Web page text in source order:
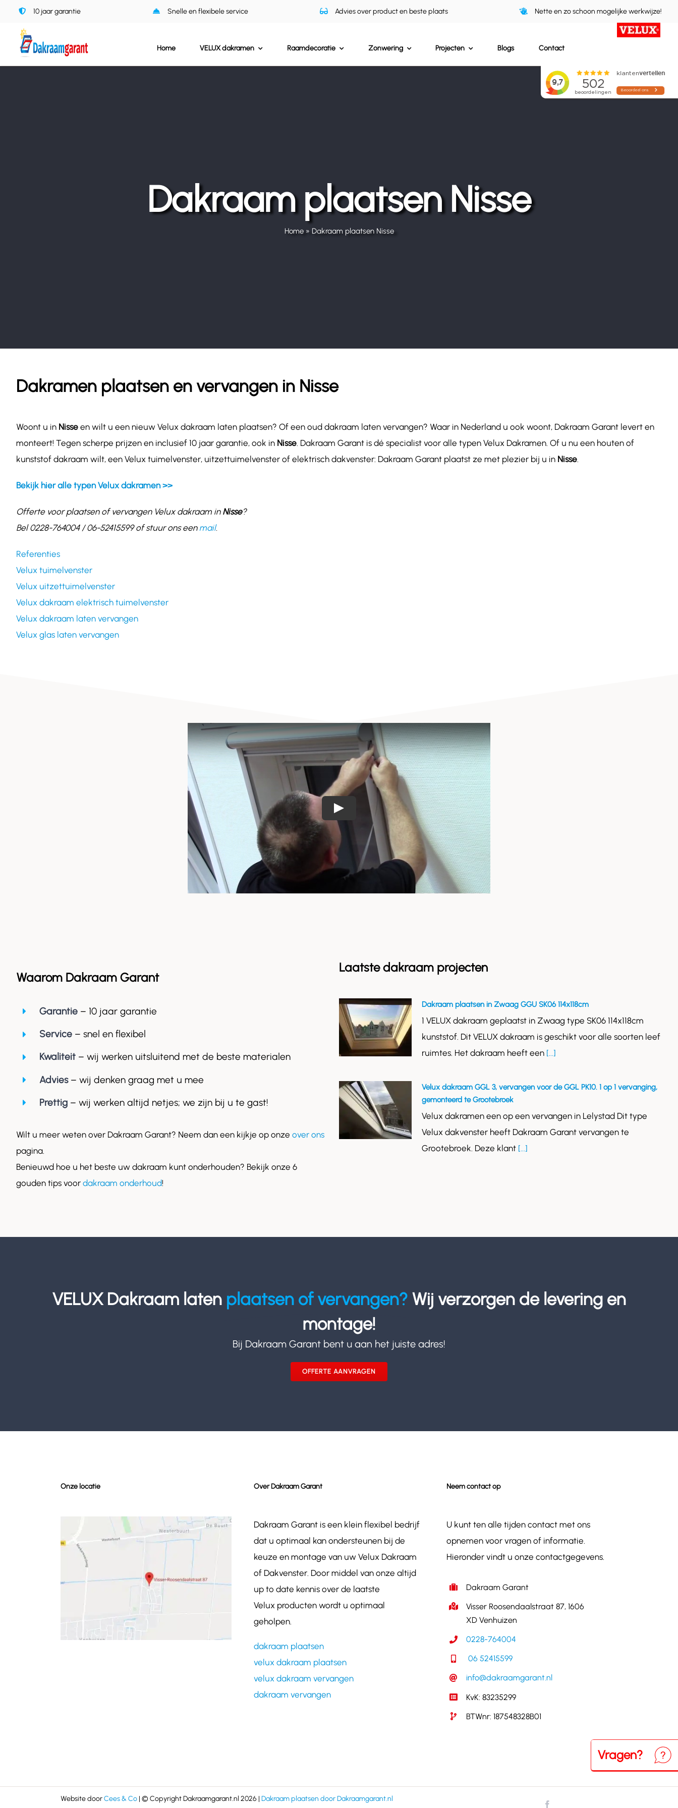
inhoud
10 jaar garantie Snelle en flexibele service Advies over product en beste plaats Nette en zo schoon mogelijke werkwijze!
Home VELUX dakramen Raamdecoratie Zonwering Projecten Blogs Contact
Dakraam plaatsen Nisse
Home» Dakraam plaatsen Nisse
Dakramen plaatsen en vervangen in Nisse
Woont u in Nisseen wilt u een nieuw Velux dakraam laten plaatsen? Of een oud dakraam laten vervangen? Waar in Nederland u ook woont, Dakraam Garant levert en
monteert! Tegen scherpe prijzen en inclusief 10 jaar garantie, ook in Nisse. Dakraam Garant is dé specialist voor alle typen Velux Dakramen. Of u nu een houten of
kunststof dakraam wilt, een Velux tuimelvenster, uitzettuimelvenster of elektrisch dakvenster: Dakraam Garant plaatst ze met plezier bij u in Nisse.
Bekijk hier alle typen Velux dakramen >>
Offerte voor plaatsen of vervangen Velux dakraam in Nisse?
Bel 0228-764004 / 06-52415599 of stuur ons een mail.
Referenties
Velux tuimelvenster
Velux uitzettuimelvenster
Velux dakraam elektrisch tuimelvenster
Velux dakraam laten vervangen
Velux glas laten vervangen
Waarom Dakraam Garant
Garantie– 10 jaar garantie
Service – snel en flexibel
Kwaliteit– wij werken uitsluitend met de beste materialen
Advies– wij denken graag met u mee
Prettig– wij werken altijd netjes; we zijn bij u te gast!
Wilt u meer weten over Dakraam Garant? Neem dan een kijkje op onze over ons
pagina.
Benieuwd hoe u het beste uw dakraam kunt onderhouden? Bekijk onze 6
gouden tips voor dakraam onderhoud!
Laatste dakraam projecten
Dakraam plaatsen in Zwaag GGU SK06 114x118cm
1 VELUX dakraam geplaatst in Zwaag type SK06 114x118cm
kunststof. Dit VELUX dakraam is geschikt voor alle soorten leef
ruimtes. Het dakraam heeft een [...]
Velux dakraam GGL 3, vervangen voor de GGL PK10. 1 op 1 vervanging,
gemonteerd te Grootebroek
Velux dakramen een op een vervangen in Lelystad Dit type
Velux dakvenster heeft Dakraam Garant vervangen te
Grootebroek. Deze klant [...]
VELUX Dakraam laten plaatsen of vervangen? Wij verzorgen de levering en
montage!
Bij Dakraam Garant bent u aan het juiste adres!
OFFERTE AANVRAGEN
Onze locatie Over Dakraam Garant
Dakraam Garant is een klein flexibel bedrijf
dat u optimaal kan ondersteunen bij de
keuze en montage van uw Velux Dakraam
of Dakvenster. Door middel van onze altijd
up to date kennis over de laatste
Velux producten wordt u optimaal
geholpen.
dakraam plaatsen
velux dakraam plaatsen
velux dakraam vervangen
dakraam vervangen
Neem contact op
U kunt ten alle tijden contact met ons
opnemen voor vragen of informatie.
Hieronder vindt u onze contactgegevens.
Dakraam Garant
Visser Roosendaalstraat 87, 1606
XD Venhuizen
0228-764004
06 52415599
info@dakraamgarant.nl
KvK: 83235299
BTWnr: 187548328B01
Website doorCees & Co| © Copyright Dakraamgarant.nl 2026 | Dakraam plaatsen door Dakraamgarant.nl
Vragen?